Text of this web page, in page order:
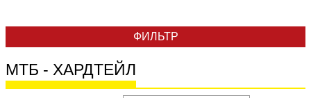
ФИЛЬТР
МТБ - ХАРДТЕЙЛ